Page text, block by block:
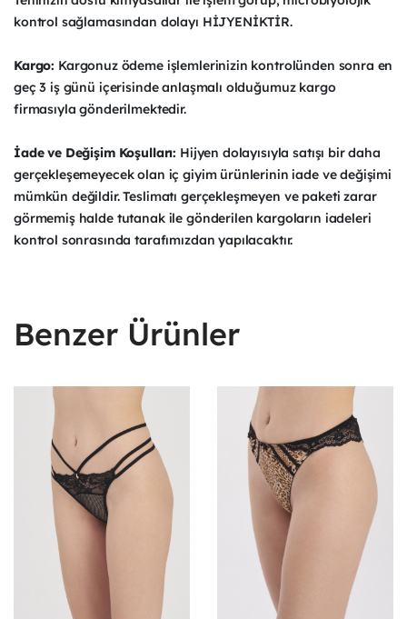
kontrol sağlamasından dolayı HİJYENİKTİR.
Kargo: Kargonuz ödeme işlemlerinizin kontrolünden sonra en
geç 3 iş günü içerisinde anlaşmalı olduğumuz kargo
firmasıyla gönderilmektedir.
İade ve Değişim Koşulları: Hijyen dolayısıyla satışı bir daha
gerçekleşemeyecek olan iç giyim ürünlerinin iade ve değişimi
mümkün değildir. Teslimatı gerçekleşmeyen ve paketi zarar
görmemiş halde tutanak ile gönderilen kargoların iadeleri
kontrol sonrasında tarafımızdan yapılacaktır.
Benzer Ürünler